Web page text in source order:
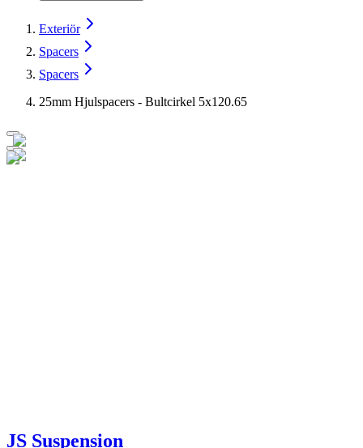
Exteriör
Spacers
Spacers
25mm Hjulspacers - Bultcirkel 5x120.65
JS Suspension